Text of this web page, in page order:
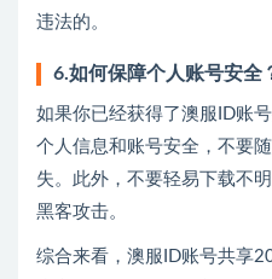
违法的。
6.如何保障个人账号安全
如果你已经获得了澳服ID账
个人信息和账号安全，不要
失。此外，不要轻易下载不
黑客攻击。
综合来看，澳服ID账号共享